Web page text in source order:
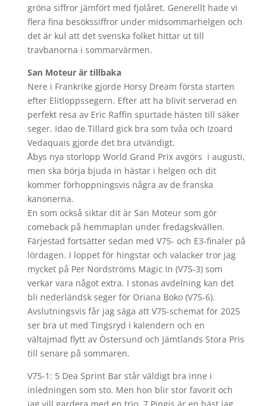
gröna siffror jämfört med fjolåret. Generellt hade vi
flera fina besökssiffror under midsommarhelgen och
det är kul att det svenska folket hittar ut till
travbanorna i sommarvärmen.
San Moteur är tillbaka
Nere i Frankrike gjorde Horsy Dream första starten
efter Elitloppssegern. Efter att ha blivit serverad en
perfekt resa av Eric Raffin spurtade hästen till säker
seger. Idao de Tillard gick bra som tvåa och Izoard
Vedaquais gjorde det bra utvändigt.
Åbys nya storlopp World Grand Prix avgörs i augusti,
men ska börja bjuda in hästar i helgen och dit
kommer förhoppningsvis några av de franska
kanonerna.
En som också siktar dit är San Moteur som gör
comeback på hemmaplan under fredagskvällen.
Färjestad fortsätter sedan med V75- och E3-finaler på
lördagen. I loppet för hingstar och valacker tror jag
mycket på Per Nordströms Magic In (V75-3) som
verkar vara något extra. I stonas avdelning kan det
bli nederländsk seger för Oriana Boko (V75-6).
Avslutningsvis får jag säga att V75-schemat för 2025
ser bra ut med Tingsryd i kalendern och en
vältajmad flytt av Östersund och Jämtlands Stora Pris
till senare på sommaren.
V75-1: 5 Dea Sprint Bar står väldigt bra inne i
inledningen som sto. Men hon blir stor favorit och